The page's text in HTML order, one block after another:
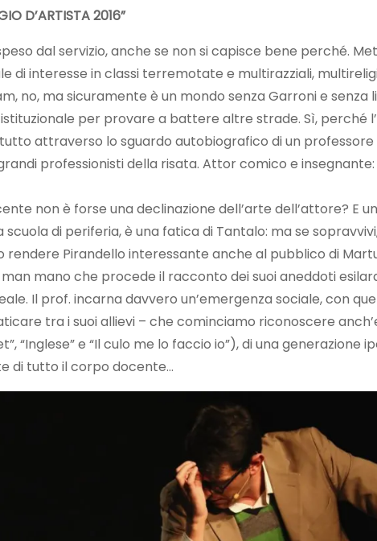
D’ARTISTA 2016”
dal servizio, anche se non si capisce bene perché.
di interesse in classi terremotate e multirazziali,
no, ma sicuramente è un mondo senza Garroni e senza
per provare a battere altre strade. Sì, perché
attraverso lo sguardo autobiografico di un professore
professionisti della risata. Attor comico e
non è forse una declinazione dell’arte dell’attore?
scuola di periferia, è una fatica di Tantalo: ma se
Pirandello interessante anche al pubblico di
mano che procede il racconto dei suoi aneddoti
Il prof. incarna davvero un’emergenza sociale, con
tra i suoi allievi – che cominciamo riconoscere
“Inglese” e “Il culo me lo faccio io”), di una
di tutto il corpo docente…